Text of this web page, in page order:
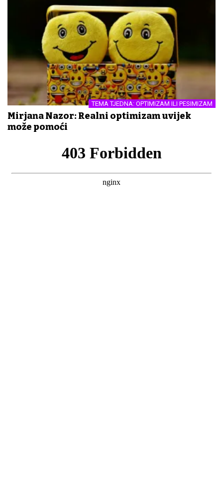
TEMA TJEDNA: OPTIMIZAM ILI PESIMIZAM
Mirjana Nazor: Realni optimizam uvijek
može pomoći